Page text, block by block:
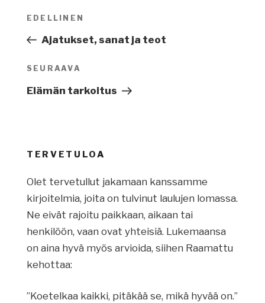
Artikkelien
Edellinen
artikkeli
EDELLINEN
Ajatukset, sanat ja teot
Seuraava
artikkeli
SEURAAVA
Elämän tarkoitus
TERVETULOA
Olet tervetullut jakamaan kanssamme
kirjoitelmia, joita on tulvinut laulujen lomassa.
Ne eivät rajoitu paikkaan, aikaan tai
henkilöön, vaan ovat yhteisiä. Lukemaansa
on aina hyvä myös arvioida, siihen Raamattu
kehottaa:
”Koetelkaa kaikki, pitäkää se, mikä hyvää on.”